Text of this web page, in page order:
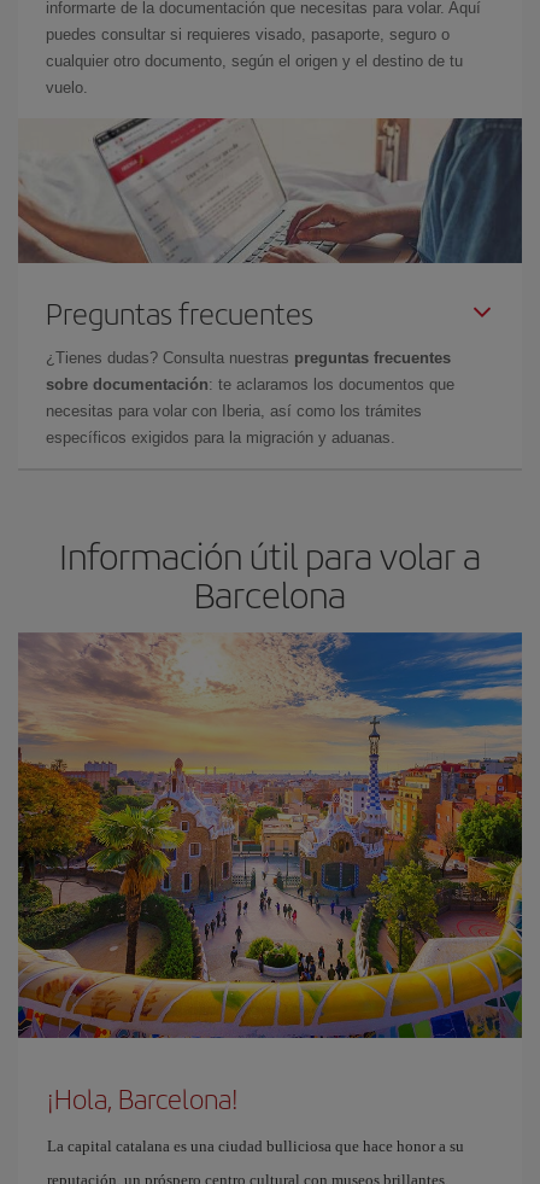
informarte de la documentación que necesitas para volar. Aquí
puedes consultar si requieres visado, pasaporte, seguro o
cualquier otro documento, según el origen y el destino de tu
vuelo.
Preguntas frecuentes
¿Tienes dudas? Consulta nuestras preguntas frecuentes
sobre documentación: te aclaramos los documentos que
necesitas para volar con Iberia, así como los trámites
específicos exigidos para la migración y aduanas.
Información útil para volar a
Barcelona
¡Hola, Barcelona!
La capital catalana es una ciudad bulliciosa que hace honor a su
reputación, un próspero centro cultural con museos brillantes,